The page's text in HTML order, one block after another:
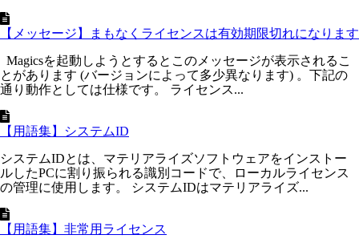
【メッセージ】まもなくライセンスは有効期限切れになります
Magicsを起動しようとするとこのメッセージが表示されるこ
とがあります (バージョンによって多少異なります) 。下記の
通り動作としては仕様です。 ライセンス...
【用語集】システムID
システムIDとは、マテリアライズソフトウェアをインストー
ルしたPCに割り振られる識別コードで、ローカルライセンス
の管理に使用します。 システムIDはマテリアライズ...
【用語集】非常用ライセンス